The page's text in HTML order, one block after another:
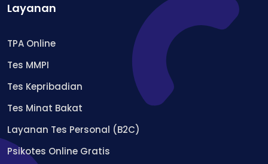
Layanan
TPA Online
Tes MMPI
Tes Kepribadian
Tes Minat Bakat
Layanan Tes Personal (B2C)
Psikotes Online Gratis